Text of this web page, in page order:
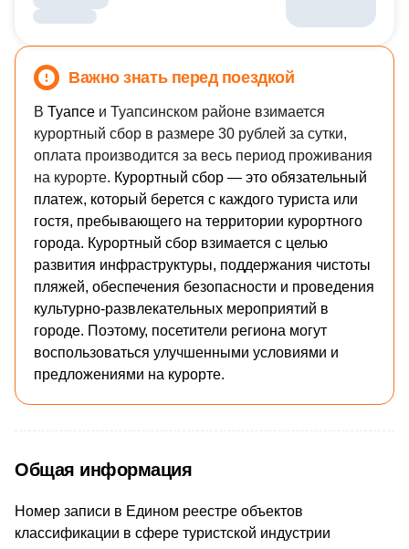
Важно знать перед поездкой
В Туапсе и Туапсинском районе взимается
курортный сбор в размере 30 рублей за сутки,
оплата производится за весь период проживания
на курорте. Курортный сбор — это обязательный
платеж, который берется с каждого туриста или
гостя, пребывающего на территории курортного
города. Курортный сбор взимается с целью
развития инфраструктуры, поддержания чистоты
пляжей, обеспечения безопасности и проведения
культурно-развлекательных мероприятий в
городе. Поэтому, посетители региона могут
воспользоваться улучшенными условиями и
предложениями на курорте.
Общая информация
Номер записи в Едином реестре объектов
классификации в сфере туристской индустрии